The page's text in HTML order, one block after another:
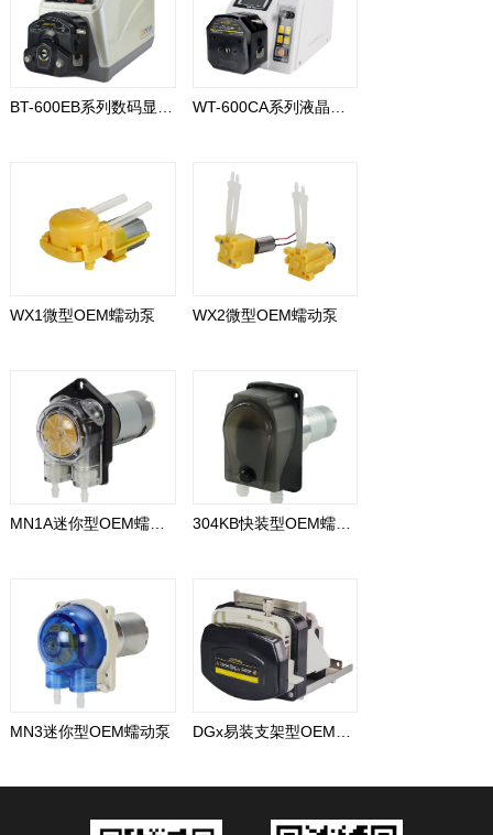
WX1微型OEM蠕动泵 WX2微型OEM蠕动泵
MN1A迷你型OEM蠕动泵 304KB快装型OEM蠕动泵
MN3迷你型OEM蠕动泵